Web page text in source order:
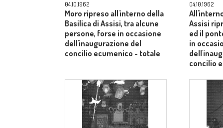
04.10.1962
Moro ripreso all'interno della
Basilica di Assisi, tra alcune
persone, forse in occasione
dell'inaugurazione del
concilio ecumenico - totale
04.10.1962
Assisi
ed il
in
concilio